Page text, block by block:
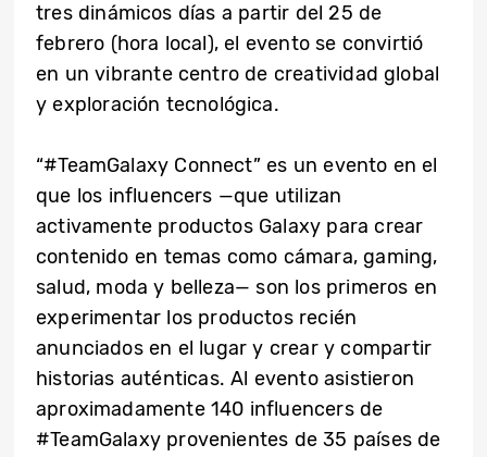
tres dinámicos días a partir del 25 de
febrero (hora local), el evento se convirtió
en un vibrante centro de creatividad global
y exploración tecnológica.
“#TeamGalaxy Connect” es un evento en el
que los influencers —que utilizan
activamente productos Galaxy para crear
contenido en temas como cámara, gaming,
salud, moda y belleza— son los primeros en
experimentar los productos recién
anunciados en el lugar y crear y compartir
historias auténticas. Al evento asistieron
aproximadamente 140 influencers de
#TeamGalaxy provenientes de 35 países de